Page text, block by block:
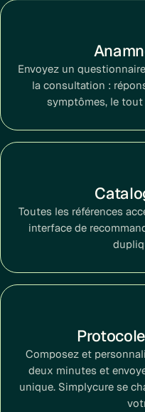
Envoyez un
la consultation :
symptômes, le tout
Toutes les références
interface de
Composez et
deux minutes et
unique. Simplycure se